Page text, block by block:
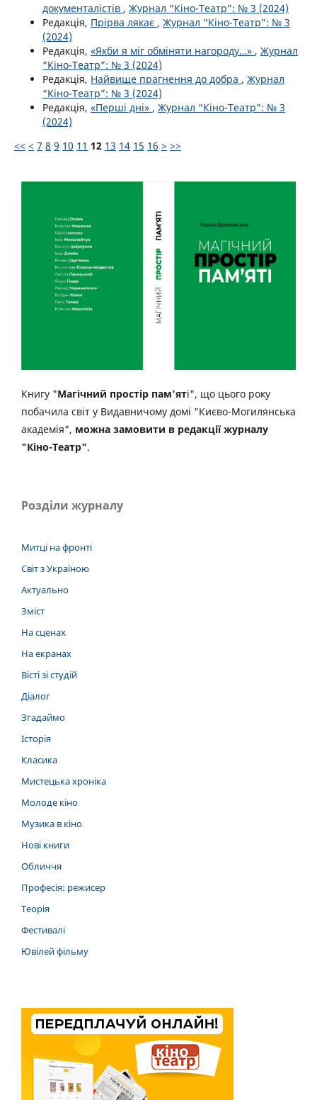
документалістів , Журнал “Кіно-Театр”: № 3 (2024)
Редакція, Прірва лякає , Журнал “Кіно-Театр”: № 3
(2024)
Редакція, «Якби я міг обміняти нагороду…» , Журнал
“Кіно-Театр”: № 3 (2024)
Редакція, Найвище прагнення до добра , Журнал
“Кіно-Театр”: № 3 (2024)
Редакція, «Перші дні» , Журнал “Кіно-Театр”: № 3
(2024)
<< < 7 8 9 10 11 12 13 14 15 16 > >>
Книгу "Магічний простір пам'яті", що цього року
побачила світ у Видавничому домі "Києво-Могилянська
академія", можна замовити в редакції журналу
"Кіно-Театр".
Розділи журналу
Митці на фронті
Світ з Україною
Актуально
Зміст
На сценах
На екранах
Вісті зі студій
Діалог
Згадаймо
Історія
Класика
Мистецька хроніка
Молоде кіно
Музика в кіно
Нові книги
Обличчя
Професія: режисер
Теорія
Фестивалі
Ювілей фільму